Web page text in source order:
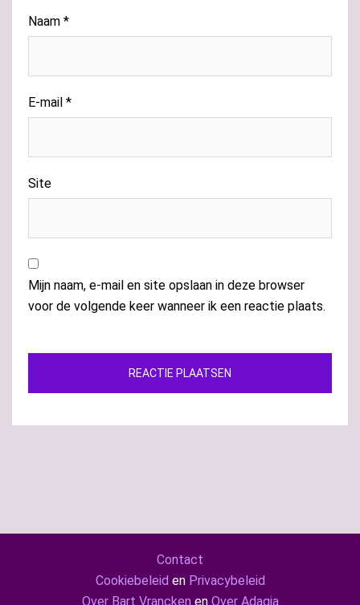
Naam *
E-mail *
Site
Mijn naam, e-mail en site opslaan in deze browser
voor de volgende keer wanneer ik een reactie plaats.
Contact
Cookiebeleid en Privacybeleid
Over Bart Vrancken en Over Adagia